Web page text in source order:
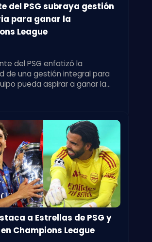
del PSG subraya gestión
para ganar la
League
del PSG enfatizó la
de una gestión integral para
pueda aspirar a ganar la
a Estrellas de PSG y
Champions League